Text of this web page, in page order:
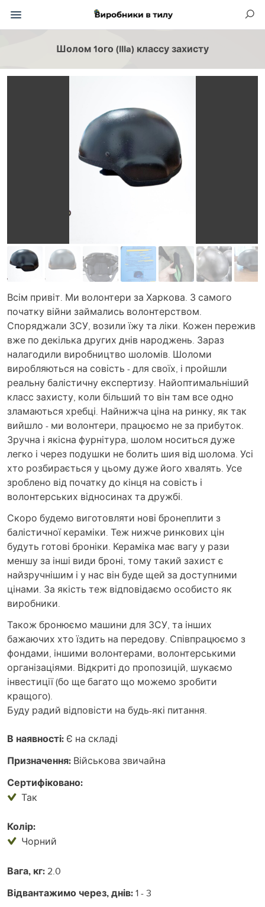
Шолом 1ого (IIIa) классу захисту
Всім привіт. Ми волонтери за Харкова. З самого
початку війни займались волонтерством.
Споряджали ЗСУ, возили їжу та ліки. Кожен пережив
вже по декілька других днів народжень. Зараз
налагодили виробництво шоломів. Шоломи
виробляються на совість - для своїх, і пройшли
реальну балістичну експертизу. Найоптимальніший
класс захисту, коли більший то він там все одно
зламаються хребці. Найнижча ціна на ринку, як так
вийшло - ми волонтери, працюємо не за прибуток.
Зручна і якісна фурнітура, шолом носиться дуже
легко і через подушки не болить шия від шолома. Усі
хто розбирається у цьому дуже його хвалять. Усе
зроблено від початку до кінця на совість і
волонтерських відносинах та дружбі.
Скоро будемо виготовляти нові бронеплити з
балістичної кераміки. Теж нижче ринкових цін
будуть готові броніки. Кераміка має вагу у рази
меншу за інші види броні, тому такий захист є
найзручнішим і у нас він буде щей за доступними
цінами. За якість теж відповідаємо особисто як
виробники.
Також бронюємо машини для ЗСУ, та інших
бажаючих хто їздить на передову. Співпрацюємо з
фондами, іншими волонтерами, волонтерськими
організаціями. Відкриті до пропозицій, шукаємо
інвестиції (бо ще багато що можемо зробити
кращого).
Буду радий відповісти на будь-які питання.
В наявності: Є на складі
Призначення: Військова звичайна
Сертифіковано:
Так
Колір:
Чорний
Вага, кг:2.0
Відвантажимо через, днів:1 - 3